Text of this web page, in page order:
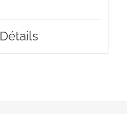
Détails